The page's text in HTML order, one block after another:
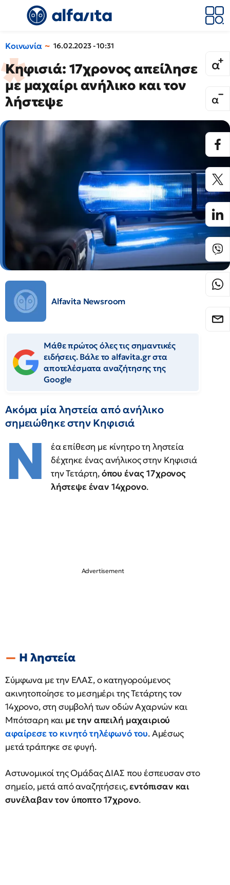
Κοινωνία 16.02.2023 - 10:31
Κηφισιά: 17χρονος απείλησε
με μαχαίρι ανήλικο και τον
λήστεψε
Alfavita Newsroom
Μάθε πρώτος όλες τις σημαντικές
ειδήσεις. Βάλε το alfavita.gr στα
αποτελέσματα αναζήτησης της
Google
Ακόμα μία ληστεία από ανήλικο
σημειώθηκε στην Κηφισιά
Ν
έα επίθεση με κίνητρο τη ληστεία
δέχτηκε ένας ανήλικος στην Κηφισιά
την Τετάρτη,όπου ένας 17χρονος
λήστεψε έναν 14χρονο.
Η ληστεία
Σύμφωνα με την ΕΛΑΣ, ο κατηγορούμενος
ακινητοποίησε το μεσημέρι της Τετάρτης τον
14χρονο, στη συμβολή των οδών Αχαρνών και
Μπότσαρη και με την απειλή μαχαιριού
αφαίρεσε το κινητό τηλέφωνό του. Αμέσως
μετά τράπηκε σε φυγή.
Αστυνομικοί της Ομάδας ΔΙΑΣ που έσπευσαν στο
σημείο, μετά από αναζητήσεις,εντόπισαν και
συνέλαβαν τον ύποπτο 17χρονο.